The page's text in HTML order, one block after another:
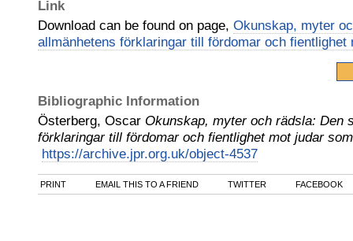
Link
Download can be found on page, Okunskap, myter
allmänhetens förklaringar till fördomar och fientlighet
Bibliographic Information
Österberg, Oscar Okunskap, myter och rädsla: Den
förklaringar till fördomar och fientlighet mot judar
https://archive.jpr.org.uk/object-4537
PRINT EMAIL THIS TO A FRIEND TWITTER FACEBOOK